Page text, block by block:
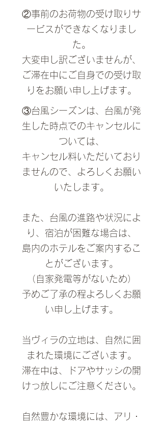
②事前のお荷物の受け取りサ
ービスができなくなりまし
た。
​大変申し訳ございませんが、
ご滞在中にご自身での受け取
りをお願い申し上げます。
③台風シーズンは、台風が発
生した時点でのキャンセルに
ついては、
キャンセル料いただいており
ませんので、よろしくお願い
いたします。
​また、台風の進路や状況によ
り、 宿泊が困難な場合は、
島内のホテルをご案内するこ
とがございます。
（自家発電等がないため）
予めご了承の程よろしくお願
い申し上げます。
当ヴィラの立地は、自然に囲
まれた環境にございます。
滞在中は、ドアやサッシの開
けっ放しにご注意ください。
自然豊かな環境には、アリ・